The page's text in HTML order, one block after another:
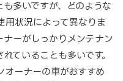
多いですが、どのような
用状況によって異なりま
ーがしっかりメンテナン
ていることも多いです。
オーナーの車がおすすめ